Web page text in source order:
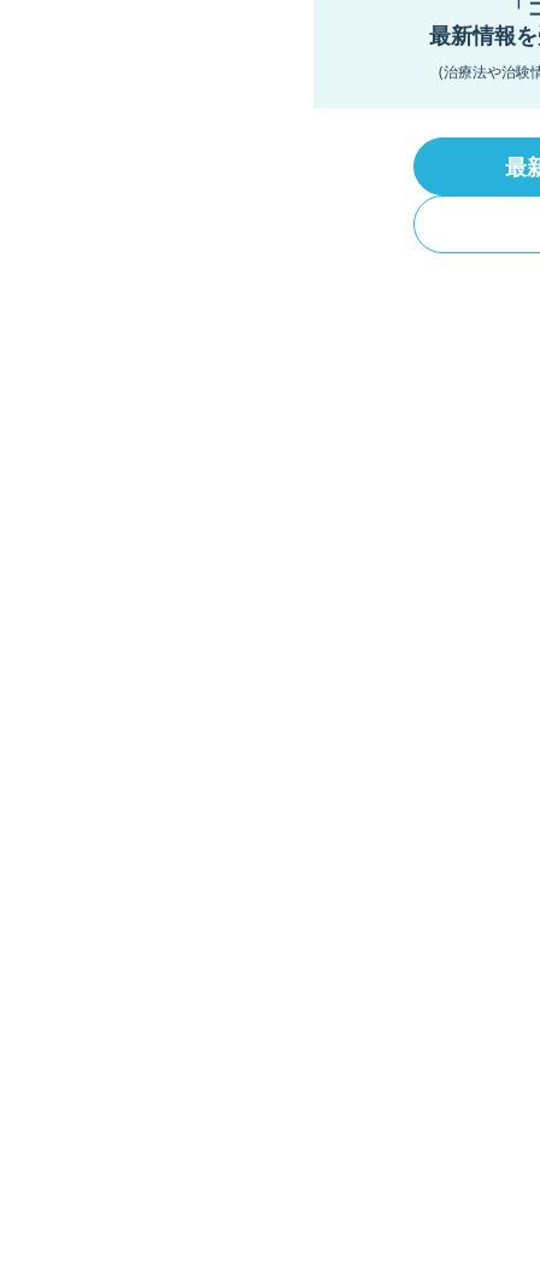
最新情報
(治療法や治験
最